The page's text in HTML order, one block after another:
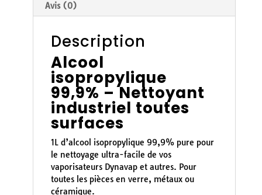
Avis (0)
Description
Alcool
isopropylique
99,9% – Nettoyant
industriel toutes
surfaces
1L d’alcool isopropylique 99,9% pure pour
le nettoyage ultra-facile de vos
vaporisateurs Dynavap et autres. Pour
toutes les pièces en verre, métaux ou
céramique.